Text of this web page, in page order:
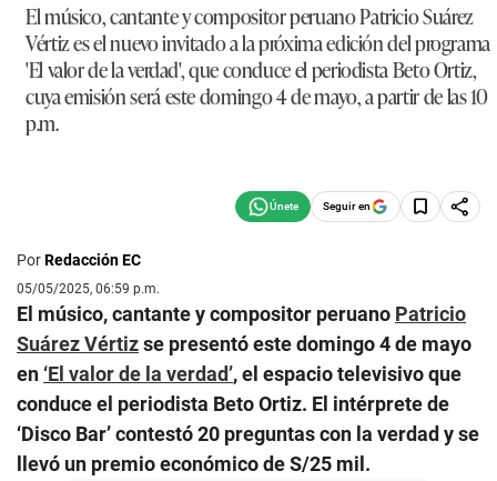
El músico, cantante y compositor peruanoPatricio Suárez
Vértizes el nuevo invitado a la próxima edición del programa
'El valor de la verdad', que conduce el periodistaBeto Ortiz,
cuya emisión será este domingo 4 de mayo, a partir de las 10
p.m.
Seguir en
PorRedacción EC
05/05/2025, 06:59 p.m.
El músico, cantante y compositor peruano Patricio
Suárez Vértizse presentó este domingo 4 de mayo
en ‘El valor de la verdad’, el espacio televisivo que
conduce el periodista Beto Ortiz. El intérprete de
‘Disco Bar’ contestó 20 preguntas con la verdad y se
llevó un premio económico de S/25 mil.